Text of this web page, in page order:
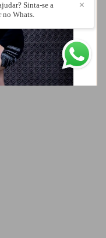
✕
Sinta-se a
no Whats.